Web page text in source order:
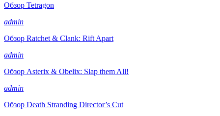
Обзор Tetragon
admin
Обзор Ratchet & Clank: Rift Apart
admin
Обзор Asterix & Obelix: Slap them All!
admin
Обзор Death Stranding Director’s Cut